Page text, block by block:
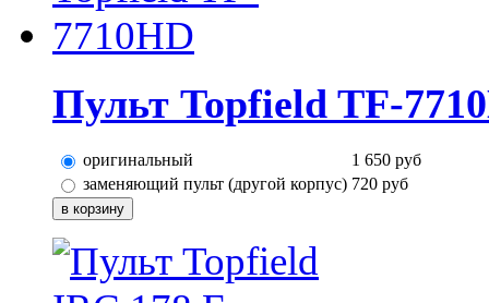
Пульт Topfield TF-
оригинальный 1 650 руб
заменяющий пульт (другой корпус) 720 руб